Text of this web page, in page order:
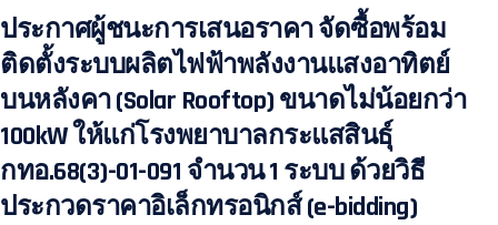
ประกาศผู้ชนะการเสนอราคา จัดซื้อพร้อม
ติดตั้งระบบผลิตไฟฟ้าพลังงานแสงอาทิตย์
บนหลังคา (Solar Rooftop) ขนาดไม่น้อยกว่า
100kW ให้แก่โรงพยาบาลกระแสสินธุ์
กทอ.68(3)-01-091 จำนวน 1 ระบบ ด้วยวิธี
ประกวดราคาอิเล็กทรอนิกส์ (e-bidding)